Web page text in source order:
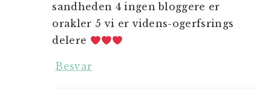
sandheden 4 ingen bloggere er
orakler 5 vi er videns-ogerfsrings
delere
Besvar